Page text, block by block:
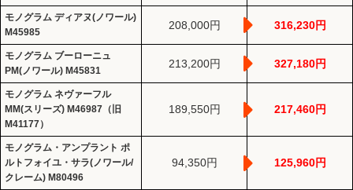
モノグラム ディアヌ(ノワール)
M45985
208,000円 316,230円
モノグラム ブーローニュ
PM(ノワール) M45831
213,200円 327,180円
モノグラム ネヴァーフル
MM(スリーズ) M46987（旧
M41177）
189,550円 217,460円
モノグラム・アンプラント ポ
ルトフォイユ・サラ(ノワール/
クレーム) M80496
94,350円 125,960円